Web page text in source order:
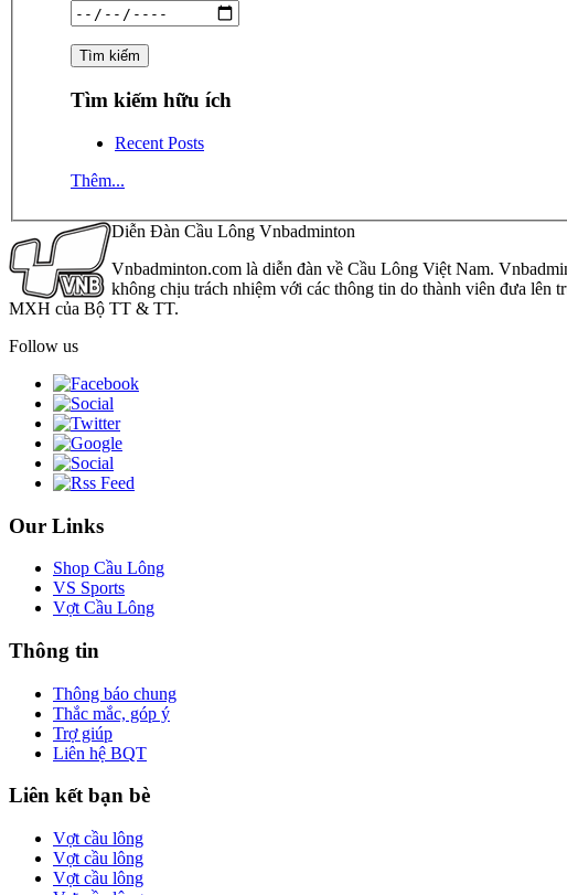
Tìm kiếm hữu ích
Recent Posts
Thêm...
Diễn Đàn Cầu Lông Vnbadminton
Vnbadminton.com là diễn đàn về Cầu Lông Việt Nam.
không chịu trách nhiệm với các thông tin do thành viên đưa lên
MXH của Bộ TT & TT.
Follow us
Our Links
Shop Cầu Lông
VS Sports
Vợt Cầu Lông
Thông tin
Thông báo chung
Thắc mắc, góp ý
Trợ giúp
Liên hệ BQT
Liên kết bạn bè
Vợt cầu lông
Vợt cầu lông
Vợt cầu lông